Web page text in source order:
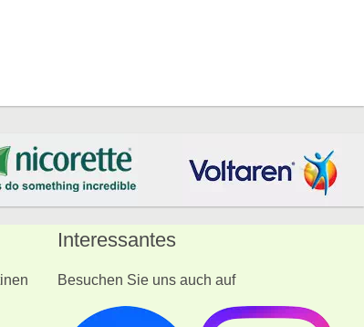
Interessantes
Besuchen Sie uns auch auf